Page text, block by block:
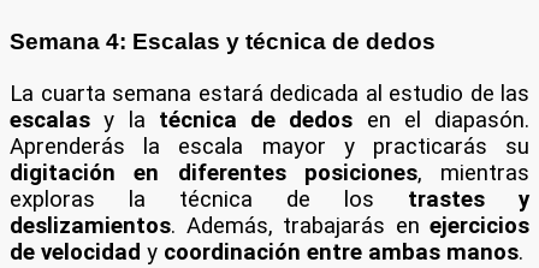
Semana 4: Escalas y técnica de dedos
La cuarta semana estará dedicada al estudio de las
escalas y la técnica de dedos en el diapasón.
Aprenderás la escala mayor y practicarás su
digitación en diferentes posiciones, mientras
exploras la técnica de los trastes y
deslizamientos. Además, trabajarás en ejercicios
de velocidad y coordinación entre ambas manos.